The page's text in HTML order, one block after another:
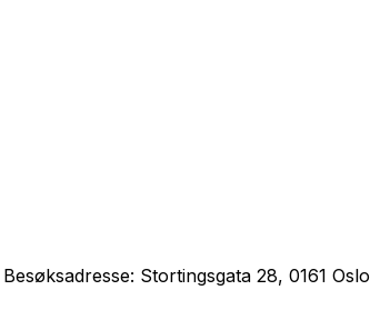
Stortingsgata 28, 0161 Oslo